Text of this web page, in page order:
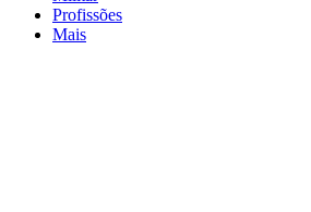
Profissões
Mais